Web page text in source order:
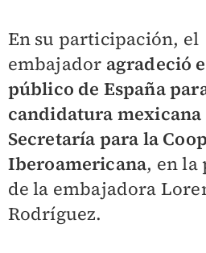
En su participación, el
embajador agradeció
público de España
candidatura mexicana
Secretaría para la
Iberoamericana, en la
de la embajadora
Rodríguez.